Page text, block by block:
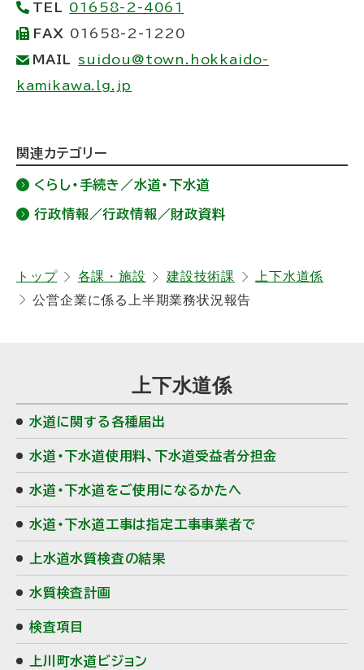
に
戻
る
TEL
01658-2-4061
FAX 01658-2-1220
MAIL
suidou@town.hokkaido-
kamikawa.lg.jp
ッ
プ
に
る
関連カテゴリー
くらし・手続き／水道・下水道
行政情報／行政情報／財政資料
トップ 各課・施設 建設技術課
上下水道係
公営企業に係る上半期業務状況報告
メ
ニ
ー
上下水道係
水道に関する各種届出
水道・下水道使用料、下水道受益者分担金
水道・下水道をご使用になるかたへ
水道・下水道工事は指定工事事業者で
上水道水質検査の結果
水質検査計画
検査項目
上川町水道ビジョン